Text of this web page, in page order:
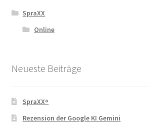
SpraXX
Online
Neueste Beiträge
SpraXX⁸
Rezension der Google KI Gemini